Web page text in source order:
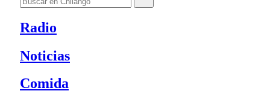
Radio
Noticias
Comida